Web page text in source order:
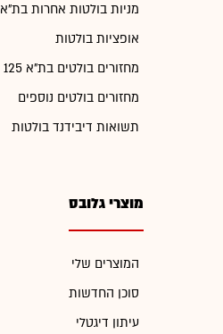
מניות בולטות אחרות בת"א
אופציות בולטות
מחזורים בולטים בת"א 125
מחזורים בולטים נוספים
תשואות דיבידנד בולטות
מוצרי גלובס
המוצרים שלי
סוכן החדשות
עיתון דיגטלי